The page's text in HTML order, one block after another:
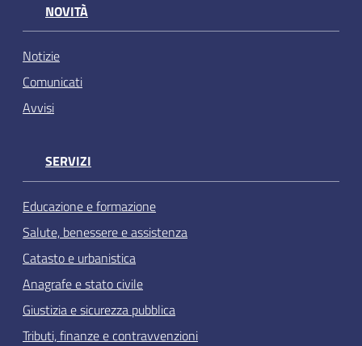
NOVITÀ
Notizie
Comunicati
Avvisi
SERVIZI
Educazione e formazione
Salute, benessere e assistenza
Catasto e urbanistica
Anagrafe e stato civile
Giustizia e sicurezza pubblica
Tributi, finanze e contravvenzioni